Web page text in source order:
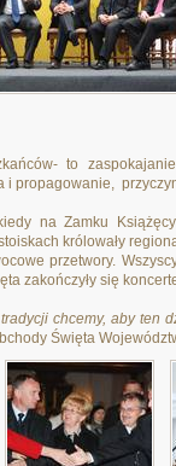
to
i propagowanie,
na Zamku
królowały
przetwory.
zakończyły się
chcemy, aby ten
Święta